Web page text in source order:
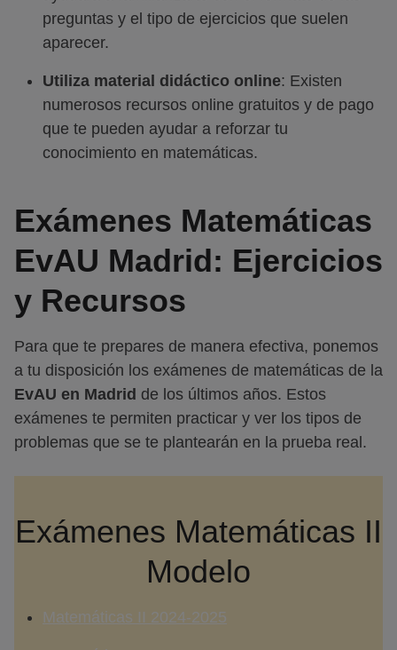
preguntas y el tipo de ejercicios que suelen
aparecer.
Utiliza material didáctico online: Existen
numerosos recursos online gratuitos y de pago
que te pueden ayudar a reforzar tu
conocimiento en matemáticas.
Exámenes Matemáticas
EvAU Madrid: Ejercicios
y Recursos
Para que te prepares de manera efectiva, ponemos
a tu disposición los exámenes de matemáticas de la
EvAU en Madrid de los últimos años. Estos
exámenes te permiten practicar y ver los tipos de
problemas que se te plantearán en la prueba real.
Exámenes Matemáticas II
Modelo
Matemáticas II 2024-2025